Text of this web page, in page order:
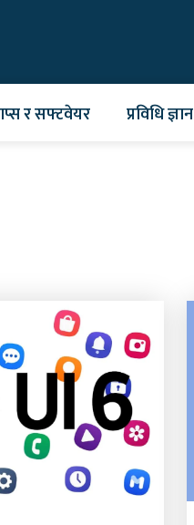
र सफ्टवेयर प्रविधि ज्ञान